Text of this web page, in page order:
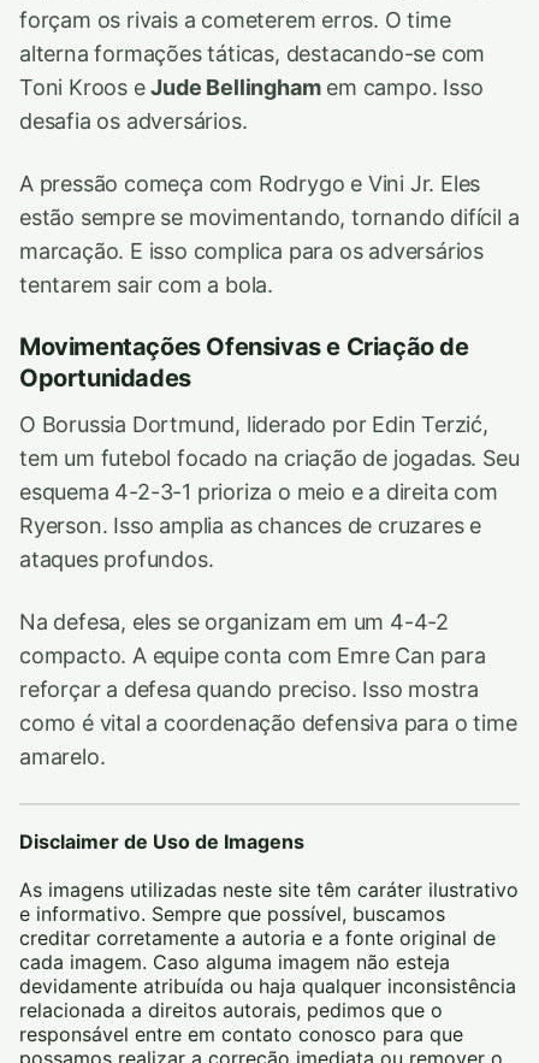
forçam os rivais a cometerem erros. O time
alterna formações táticas, destacando-se com
Toni Kroos eJude Bellinghamem campo. Isso
desafia os adversários.
A pressão começa com Rodrygo e Vini Jr. Eles
estão sempre se movimentando, tornando difícil a
marcação. E isso complica para os adversários
tentarem sair com a bola.
Movimentações Ofensivas e Criação de
Oportunidades
O Borussia Dortmund, liderado por Edin Terzić,
tem um futebol focado na criação de jogadas. Seu
esquema 4-2-3-1 prioriza o meio e a direita com
Ryerson. Isso amplia as chances de cruzares e
ataques profundos.
Na defesa, eles se organizam em um 4-4-2
compacto. A equipe conta com Emre Can para
reforçar a defesa quando preciso. Isso mostra
como é vital a coordenação defensiva para o time
amarelo.
Disclaimer de Uso de Imagens
As imagens utilizadas neste site têm caráter ilustrativo
e informativo. Sempre que possível, buscamos
creditar corretamente a autoria e a fonte original de
cada imagem. Caso alguma imagem não esteja
devidamente atribuída ou haja qualquer inconsistência
relacionada a direitos autorais, pedimos que o
responsável entre em contato conosco para que
possamos realizar a correção imediata ou remover o